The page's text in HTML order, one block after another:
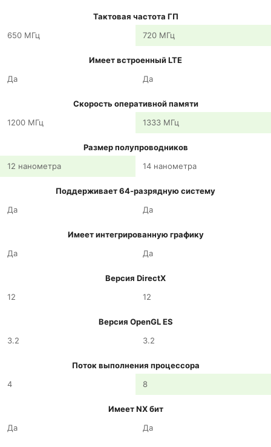
Тактовая частота ГП
650 МГц
720 МГц
Имеет встроенный LTE
Да
Да
Скорость оперативной памяти
1200 МГц
1333 МГц
Размер полупроводников
12 нанометра
14 нанометра
Поддерживает 64-разрядную систему
Да
Да
Имеет интегрированную графику
Да
Да
Версия DirectX
12
12
Версия OpenGL ES
3.2
3.2
Поток выполнения процессора
4
8
Имеет NX бит
Да
Да